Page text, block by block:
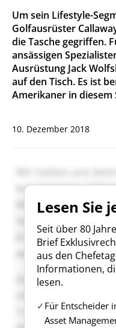
Um sein Lifestyle-
Golfausrüster
die Tasche gegriffen.
ansässigen
Ausrüstung Jack
auf den Tisch. Es ist
Amerikaner in diesem
10. Dezember 2018
Lesen Sie
Seit über 80
Brief
aus den
Informationen,
lesen.
Für Entscheider
Asset